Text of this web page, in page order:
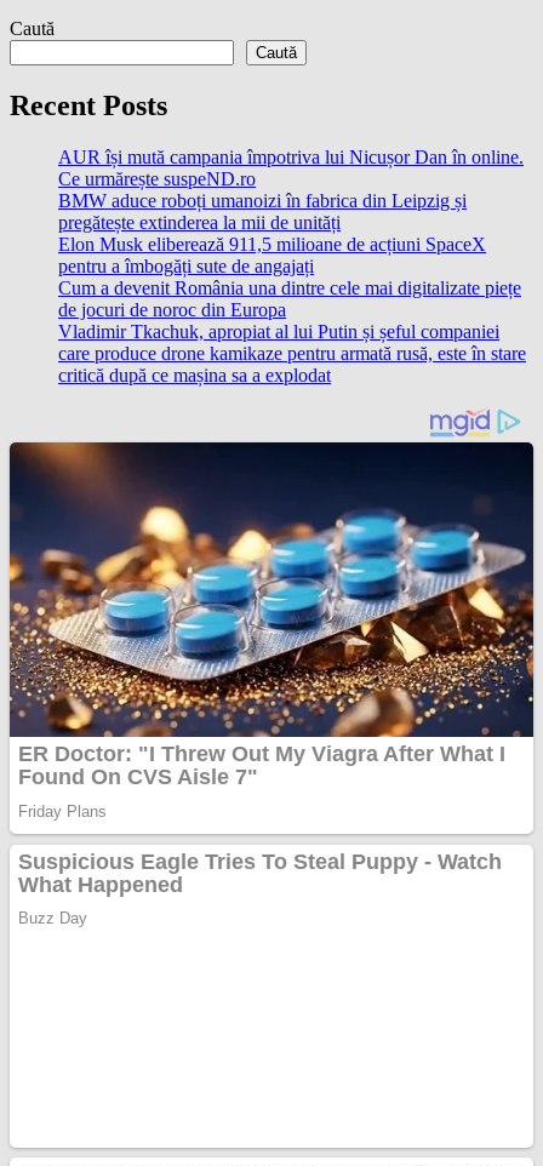
Caută
Caută
Recent Posts
AUR își mută campania împotriva lui Nicușor Dan în online.
Ce urmărește suspeND.ro
BMW aduce roboți umanoizi în fabrica din Leipzig și
pregătește extinderea la mii de unități
Elon Musk eliberează 911,5 milioane de acțiuni SpaceX
pentru a îmbogăți sute de angajați
Cum a devenit România una dintre cele mai digitalizate piețe
de jocuri de noroc din Europa
Vladimir Tkachuk, apropiat al lui Putin și șeful companiei
care produce drone kamikaze pentru armată rusă, este în stare
critică după ce mașina sa a explodat